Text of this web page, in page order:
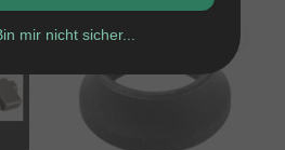
NEU
mir nicht sicher...